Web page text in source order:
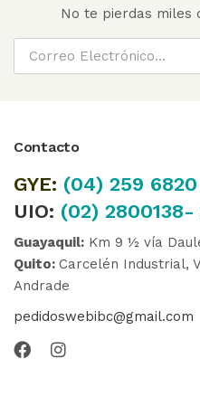
No te pierdas miles
Contacto
GYE: (04) 259 6820
UIO: (02) 2800138-
Guayaquil: Km 9 ½ vía
Quito: Carcelén Industrial,
Andrade
pedidoswebibc@gmail.com